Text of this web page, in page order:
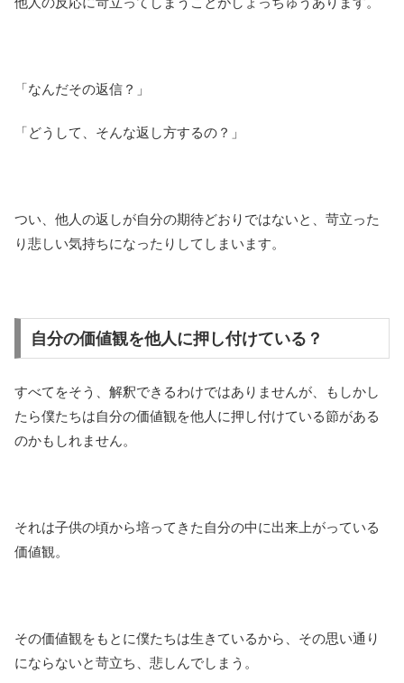
「なんだその返信？」
「どうして、そんな返し方するの？」
つい、他人の返しが自分の期待どおりではないと、苛立った
り悲しい気持ちになったりしてしまいます。
自分の価値観を他人に押し付けている？
すべてをそう、解釈できるわけではありませんが、もしかし
たら僕たちは自分の価値観を他人に押し付けている節がある
のかもしれません。
それは子供の頃から培ってきた自分の中に出来上がっている
価値観。
その価値観をもとに僕たちは生きているから、その思い通り
にならないと苛立ち、悲しんでしまう。